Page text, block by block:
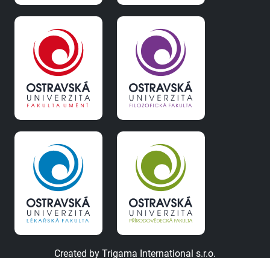
Created by Trigama International s.r.o.